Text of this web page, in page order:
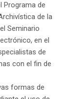
Programa de
de la
Seminario
en el
de
con el fin de
formas de